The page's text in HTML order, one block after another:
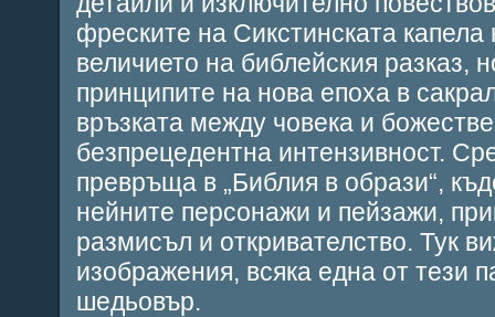
фреските на Сикстинската
величието на библейския разказ,
принципите на нова епоха в
връзката между човека и
безпрецедентна интензивност.
превръща в „Библия в образи“,
нейните персонажи и пейзажи,
размисъл и откривателство. Тук
изображения, всяка една от тези
шедьовър.